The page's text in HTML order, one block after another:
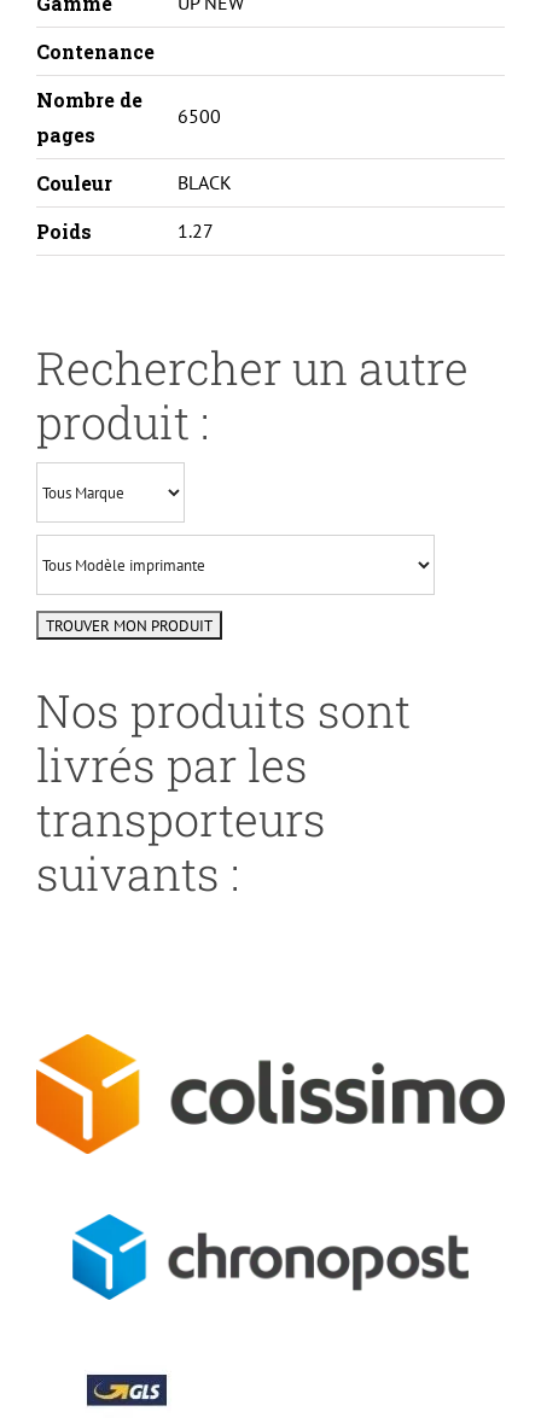
Contenance
Nombre de
pages
6500
Couleur BLACK
Poids 1.27
Rechercher un autre
produit :
Nos produits sont
livrés par les
transporteurs
suivants :